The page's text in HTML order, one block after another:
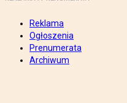
Reklama
Ogłoszenia
Prenumerata
Archiwum